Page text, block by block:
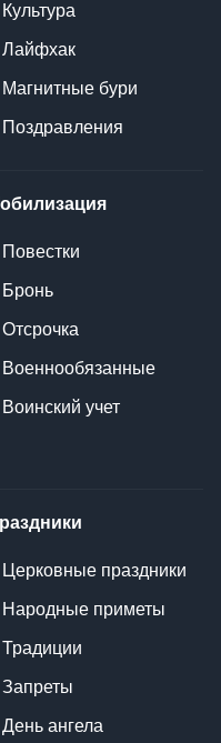
Культура
Лайфхак
Магнитные бури
Поздравления
Повестки
Бронь
Отсрочка
Военнообязанные
Воинский учет
Церковные праздники
Народные приметы
Традиции
Запреты
День ангела